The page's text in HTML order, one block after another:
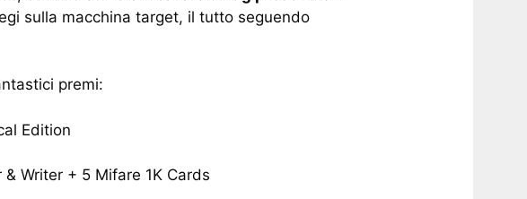
sulla macchina target, il tutto seguendo
premi:
Edition
& Writer + 5 Mifare 1K Cards